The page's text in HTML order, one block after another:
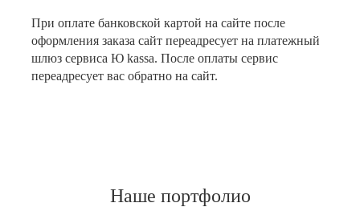
При оплате банковской картой на сайте после
оформления заказа сайт переадресует на платежный
шлюз сервиса Ю kassa. После оплаты сервис
переадресует вас обратно на сайт.
Наше портфолио